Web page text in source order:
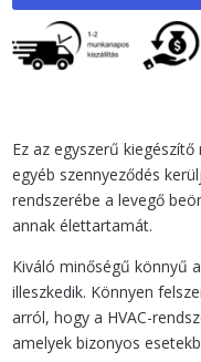
Model
Y
és
számára
mennyiség
Ez az egyszerű
egyéb szennyeződés
rendszerébe a levegő
annak élettartamát.
Kiváló minőségű könnyű
illeszkedik. Könnyen
arról, hogy a HVAC-
amelyek bizonyos